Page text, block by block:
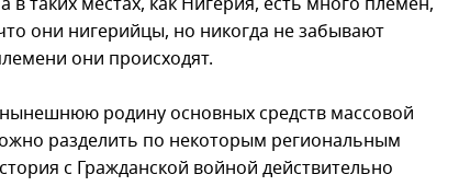
они нигерийцы, но никогда не забывают
они происходят.
родину основных средств массовой
разделить по некоторым региональным
с Гражданской войной действительно